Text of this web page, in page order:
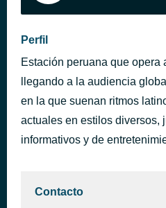
Perfil
Estación peruana que opera
llegando a la audiencia
en la que suenan ritmos
actuales en estilos diversos,
informativos y de
Contacto